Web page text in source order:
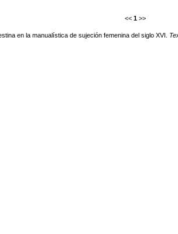
<< 1 >>
en la manualística de sujeción femenina del siglo XVI.